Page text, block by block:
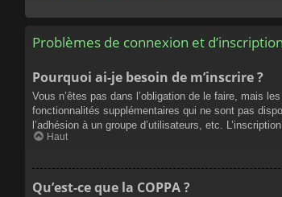
Problèmes de connexion et d’inscription
Pourquoi ai-je besoin de m’inscrire ?
Vous n’êtes pas dans l’obligation de le faire, mais
fonctionnalités supplémentaires qui ne sont pas
l’adhésion à un groupe d’utilisateurs, etc.
Haut
Qu’est-ce que la COPPA ?